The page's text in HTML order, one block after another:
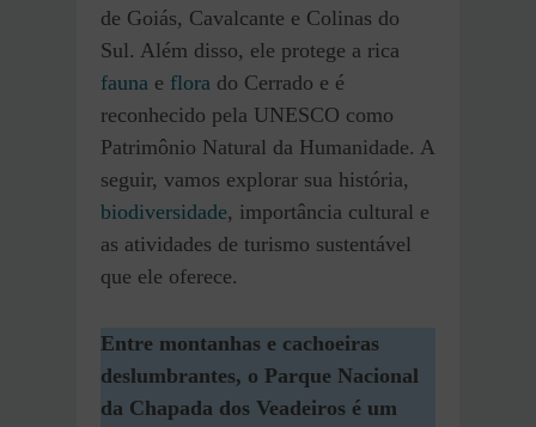
de Goiás, Cavalcante e Colinas do
Sul. Além disso, ele protege a rica
fauna e flora do Cerrado e é
reconhecido pela UNESCO como
Patrimônio Natural da Humanidade. A
seguir, vamos explorar sua história,
biodiversidade, importância cultural e
as atividades de turismo sustentável
que ele oferece.
Entre montanhas e cachoeiras
deslumbrantes, o Parque Nacional
da Chapada dos Veadeiros é um